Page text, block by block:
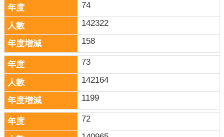
74
142322
158
73
142164
1199
72